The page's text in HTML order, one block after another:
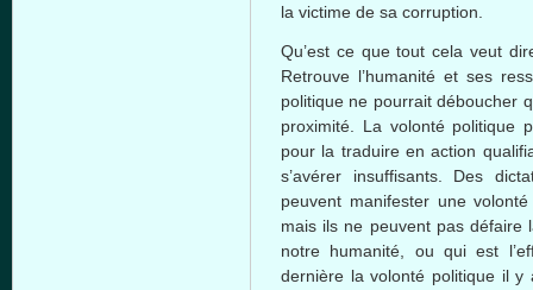
la victime de sa corruption.
Qu’est ce quetoutcela veut
Retrouve l’humanité et ses
politique ne pourrait déboucher
proximité . La volonté politique
pour la traduireen action
s’avérer
insuffisants. Des
peuvent manifester une volonté
mais ils ne peuventpas défaire
notre humanité ou quiest
dernière lavolonté politique ily